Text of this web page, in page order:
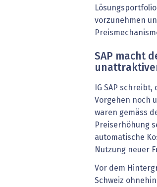
vorzunehmen
SAP macht
IG SAP
Vorgehen noch
waren gemäss
Preiserhöhung
automatische
Nutzung neuer
Vor dem
Schweiz